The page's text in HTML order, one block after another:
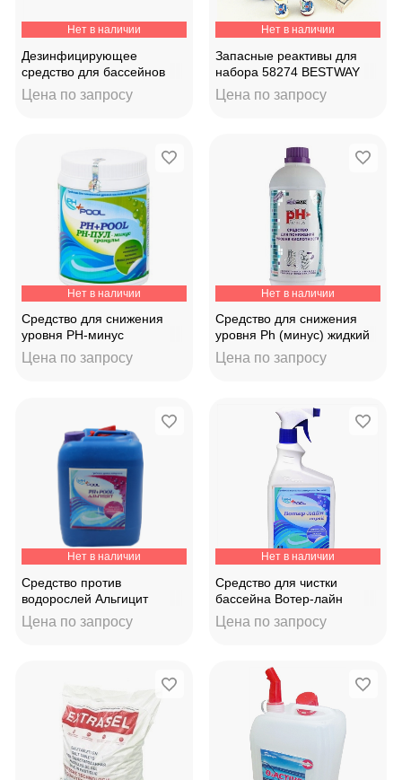
Нет в наличии
Дезинфицирующее
средство для бассейнов
Хлор-90МТ 20г таблетки
310014
Цена по запросу
Нет в наличии
Запасные реактивы для
набора 58274 BESTWAY
58303
Цена по запросу
Нет в наличии
Средство для снижения
уровня PH-минус
"Aqualeon" жидкий 35кг
Цена по запросу
Нет в наличии
Средство для снижения
уровня Ph (минус) жидкий
1л 330007
Цена по запросу
Нет в наличии
Средство против
водорослей Альгицит
непенящийся"Aqualeon"30к
г
Цена по запросу
Нет в наличии
Средство для чистки
бассейна Вотер-лайн
спрей 0,75л 360007
Цена по запросу